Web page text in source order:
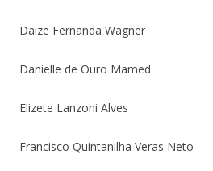
Daize Fernanda Wagner
Danielle de Ouro Mamed
Elizete Lanzoni Alves
Francisco Quintanilha Veras Neto